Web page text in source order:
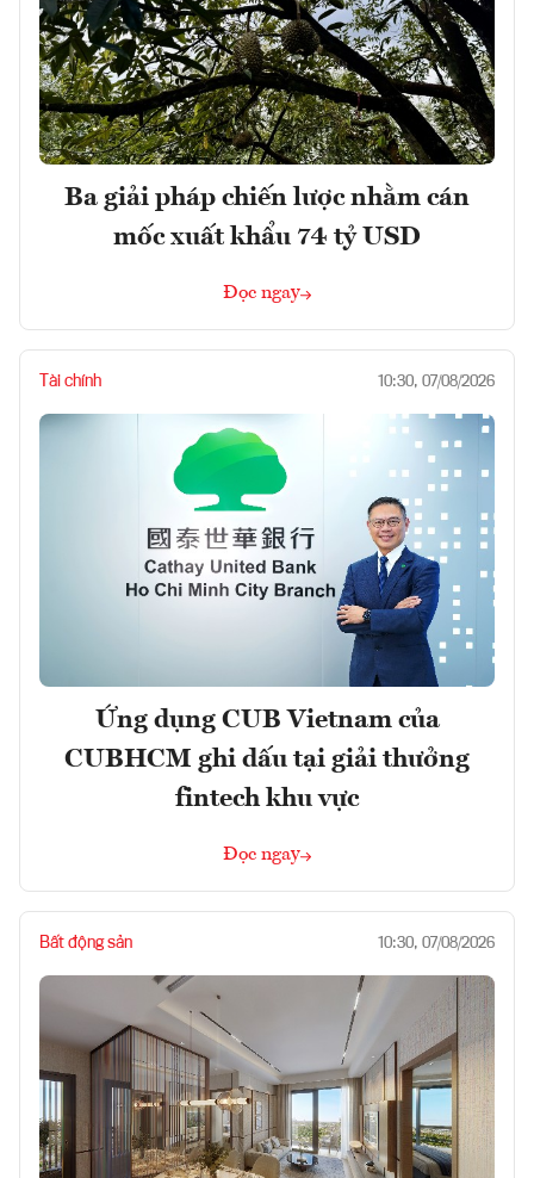
Ba giải pháp chiến lược nhằm cán
mốc xuất khẩu 74 tỷ USD
Đọc ngay
Tài chính 10:30, 07/08/2026
Ứng dụng CUB Vietnam của
CUBHCM ghi dấu tại giải thưởng
fintech khu vực
Đọc ngay
Bất động sản 10:30, 07/08/2026